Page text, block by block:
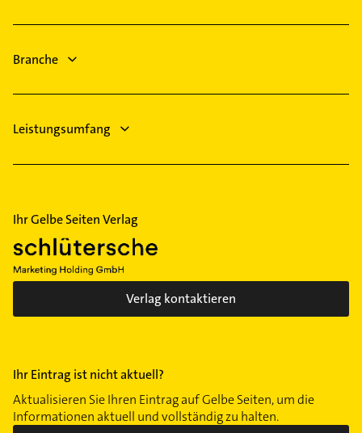
Allgemeinarzt
Physikalische Therapie
Branche
Leistungsumfang
Ihr Gelbe Seiten Verlag
Verlag kontaktieren
Ihr Eintrag ist nicht aktuell?
Aktualisieren Sie Ihren Eintrag auf Gelbe Seiten, um die
Informationen aktuell und vollständig zu halten.